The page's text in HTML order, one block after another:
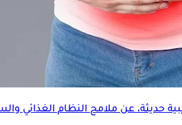
حديثة، عن ملامح النظام الغذائي